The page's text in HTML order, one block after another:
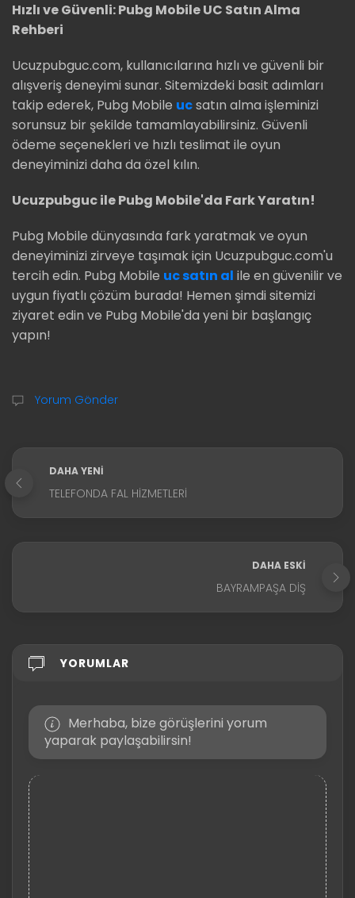
Hızlı ve Güvenli: Pubg Mobile UC Satın Alma
Rehberi
Ucuzpubguc.com, kullanıcılarına hızlı ve güvenli bir
alışveriş deneyimi sunar. Sitemizdeki basit adımları
takip ederek, Pubg Mobile ucsatın alma işleminizi
sorunsuz bir şekilde tamamlayabilirsiniz. Güvenli
ödeme seçenekleri ve hızlı teslimat ile oyun
deneyiminizi daha da özel kılın.
Ucuzpubguc ile Pubg Mobile'da Fark Yaratın!
Pubg Mobile dünyasında fark yaratmak ve oyun
deneyiminizi zirveye taşımak için Ucuzpubguc.com'u
tercih edin. Pubg Mobile uc satın al ile en güvenilir ve
uygun fiyatlı çözüm burada! Hemen şimdi sitemizi
ziyaret edin ve Pubg Mobile'da yeni bir başlangıç
yapın!
Yorum Gönder
DAHA YENI
TELEFONDA FAL HIZMETLERI
DAHA ESKI
BAYRAMPAŞA DIŞ
YORUMLAR
Merhaba, bize görüşlerini yorum
yaparak paylaşabilirsin!